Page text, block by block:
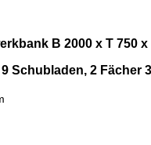
B 2000 x T 750
Schubladen, 2 Fächer